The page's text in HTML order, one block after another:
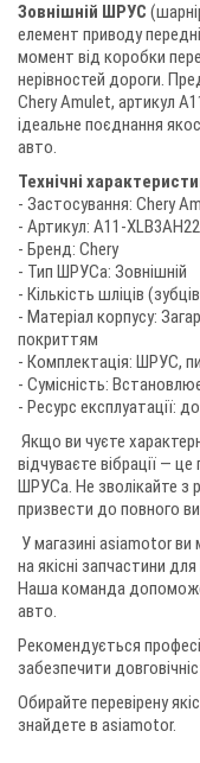
Зовнішній ШРУС
елемент приводу
момент від коробки
нерівностей дороги.
Chery Amulet, артикул
ідеальне поєднання
авто.
Технічні
- Застосування: Chery
- Артикул: A11-
- Бренд: Chery
- Тип ШРУСа: Зовнішній
- Кількість шліців
- Матеріал корпусу:
покриттям
- Комплектація: ШРУС,
- Сумісність:
- Ресурс експлуатації:
Якщо ви чуєте
відчуваєте вібрації —
ШРУСа. Не зволікайте
призвести до повного
У магазині asiamotor
на якісні запчастини
Наша команда допоможе
авто.
Рекомендується
забезпечити
Обирайте перевірену
знайдете в asiamotor.